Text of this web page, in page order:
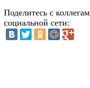
Поделитесь с
социальной сети: